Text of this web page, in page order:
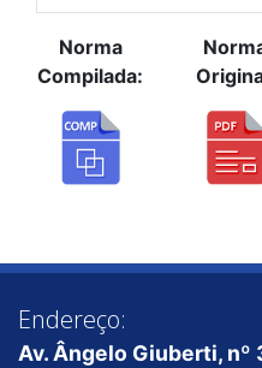
Norma
Compilada:
Endereço:
Av. Ângelo Giuberti, nº